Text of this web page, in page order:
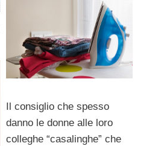
Il consiglio che spesso
danno le donne alle loro
colleghe “casalinghe” che